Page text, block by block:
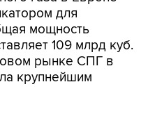
для
мощность
109 млрд куб.
рынке СПГ в
крупнейшим